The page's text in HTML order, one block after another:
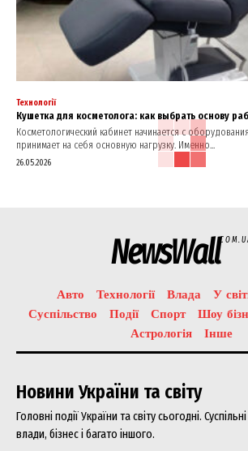
Технології
Кушетка для косметолога: как выбрать основу
Косметологический кабинет начинается с
принимает на себя основную нагрузку. Именно...
26.05.2026
NewsWall
Авто Технології Влада У
Суспільство
Події Спорт Шоу
Астрологія
Інше
Новини України та світу
Головні події України та світу сьогодні.
влади, бізнес і багато іншого.